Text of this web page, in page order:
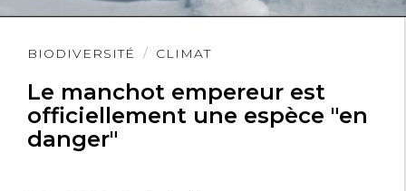
BIODIVERSITÉ CLIMAT
Le manchot empereur est
officiellement une espèce "en
danger"
Lire